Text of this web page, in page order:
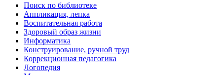
Поиск по библиотеке
Аппликация, лепка
Воспитательная работа
Здоровый образ жизни
Информатика
Конструирование, ручной труд
Коррекционная педагогика
Логопедия